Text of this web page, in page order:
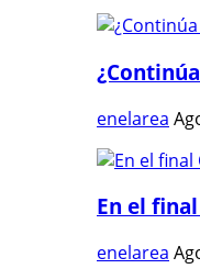
enelarea
En el
enelarea